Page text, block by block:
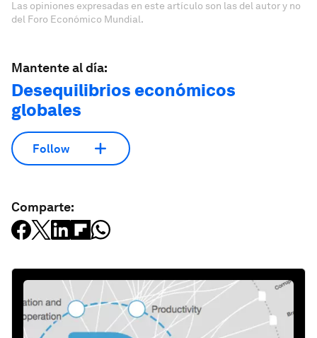
Las opiniones expresadas en este artículo son las del autor y no
del Foro Económico Mundial.
Mantente al día:
Desequilibrios económicos
globales
Follow
Comparte: